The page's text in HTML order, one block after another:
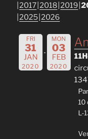
2017 2018 2019
2025 2026
FRI
31
JAN
2020
MON
03
FEB
2020
10
L-